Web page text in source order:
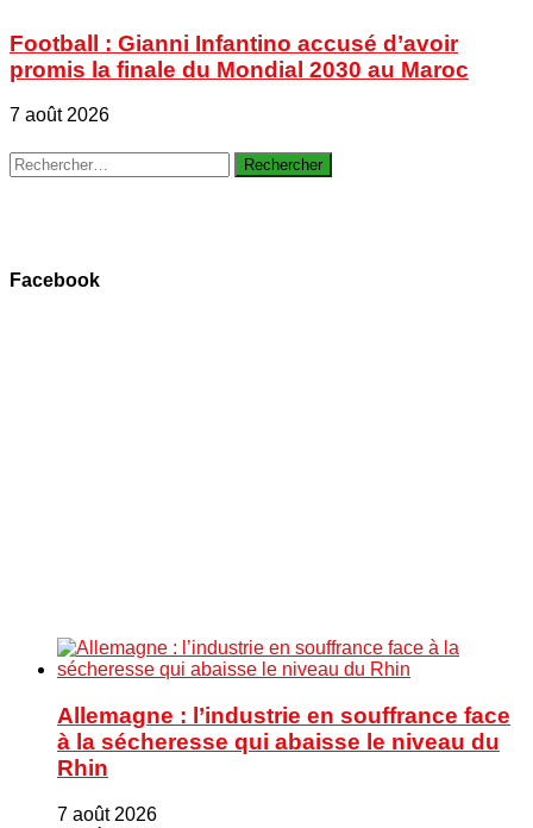
Football : Gianni Infantino accusé d’avoir
promis la finale du Mondial 2030 au Maroc
7 août 2026
Rechercher :
Facebook
Allemagne : l’industrie en souffrance face
à la sécheresse qui abaisse le niveau du
Rhin
7 août 2026